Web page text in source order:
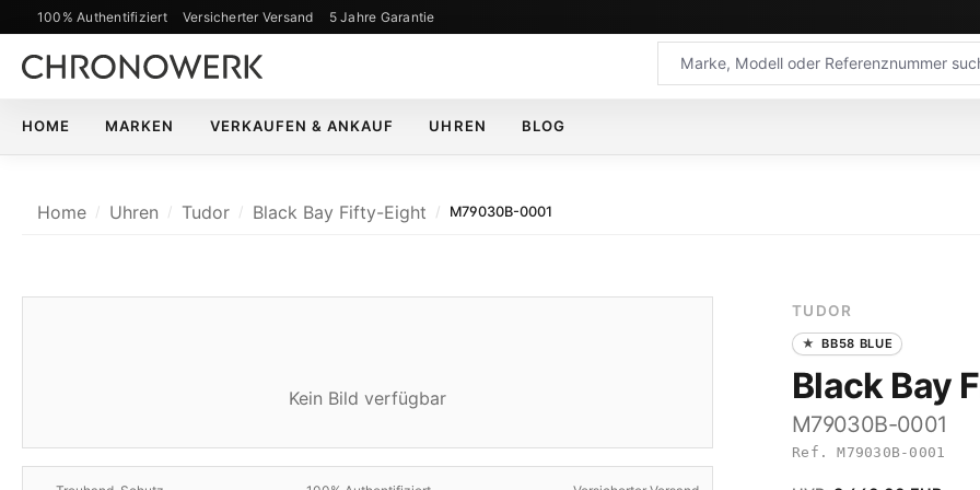
Hauptinhalt springen
Zur Suche springen
Zur Hauptnavigation springen
100% Authentifiziert Versicherter Versand 5 Jahre Garantie
HOME MARKEN VERKAUFEN & ANKAUF UHREN BLOG
Home Uhren Tudor Black Bay Fifty-Eight M79030B-0001
Kein Bild verfügbar
TUDOR
BB58 BLUE
Black Bay
M79030B-0001
Ref. M79030B-0001